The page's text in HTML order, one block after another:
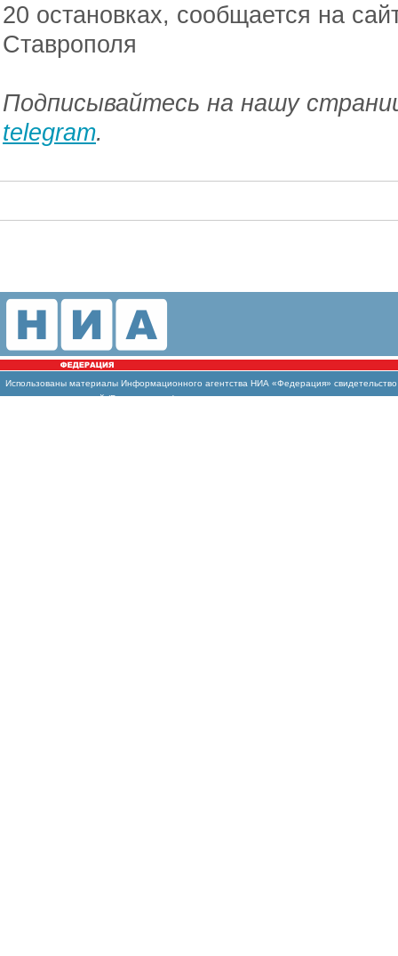
20 остановках, сообщается на
Ставрополя
Подписывайтесь на нашу
telegram.
Использованы материалы Информационного агентства НИА «Федерация»
массовых коммуникаций (Роскомнадзор)